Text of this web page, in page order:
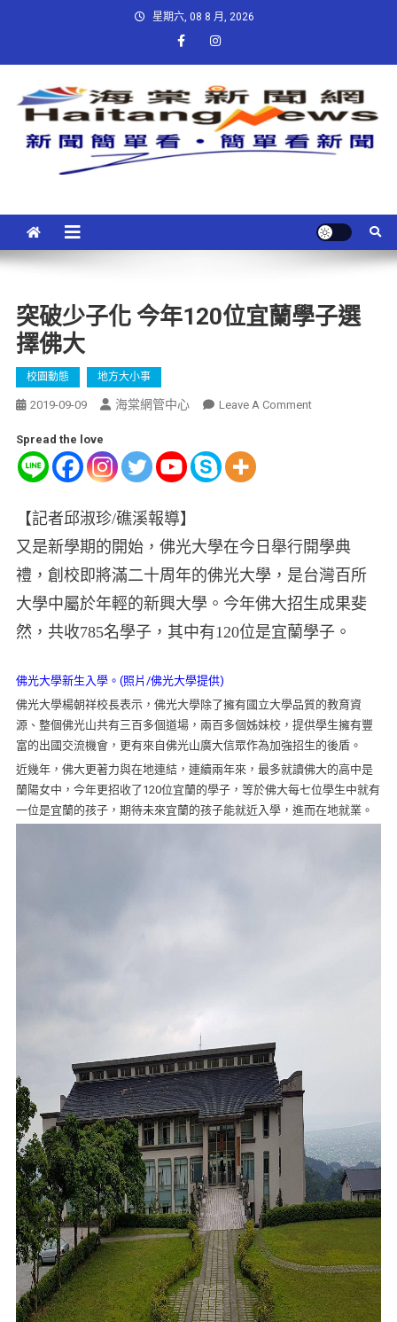
星期六, 08 8 月, 2026
突破少子化 今年120位宜蘭學子選
擇佛大
校園動態 地方大小事
2019-09-09 海棠網管中心 Leave A Comment
Spread the love
【記者邱淑珍/礁溪報導】
又是新學期的開始，佛光大學在今日舉行開學典
禮，創校即將滿二十周年的佛光大學，是台灣百所
大學中屬於年輕的新興大學。今年佛大招生成果斐
然，共收785名學子，其中有120位是宜蘭學子。
佛光大學新生入學。(照片/佛光大學提供)
佛光大學楊朝祥校長表示，佛光大學除了擁有國立大學品質的教育資
源、整個佛光山共有三百多個道場，兩百多個姊妹校，提供學生擁有豐
富的出國交流機會，更有來自佛光山廣大信眾作為加強招生的後盾。
近幾年，佛大更著力與在地連結，連續兩年來，最多就讀佛大的高中是
蘭陽女中，今年更招收了120位宜蘭的學子，等於佛大每七位學生中就有
一位是宜蘭的孩子，期待未來宜蘭的孩子能就近入學，進而在地就業。